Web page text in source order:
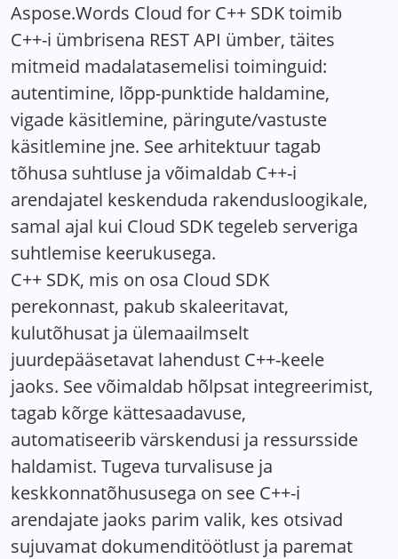
Aspose.Words Cloud for C++ SDK toimib
C++-i ümbrisena REST API ümber, täites
mitmeid madalatasemelisi toiminguid:
autentimine, lõpp-punktide haldamine,
vigade käsitlemine, päringute/vastuste
käsitlemine jne. See arhitektuur tagab
tõhusa suhtluse ja võimaldab C++-i
arendajatel keskenduda rakendusloogikale,
samal ajal kui Cloud SDK tegeleb serveriga
suhtlemise keerukusega.
C++ SDK, mis on osa Cloud SDK
perekonnast, pakub skaleeritavat,
kulutõhusat ja ülemaailmselt
juurdepääsetavat lahendust C++-keele
jaoks. See võimaldab hõlpsat integreerimist,
tagab kõrge kättesaadavuse,
automatiseerib värskendusi ja ressursside
haldamist. Tugeva turvalisuse ja
keskkonnatõhususega on see C++-i
arendajate jaoks parim valik, kes otsivad
sujuvamat dokumenditöötlust ja paremat